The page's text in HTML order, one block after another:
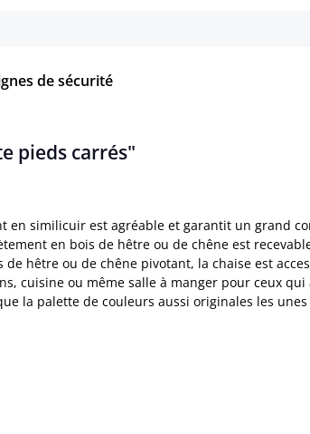
de sécurité
pieds carrés"
similicuir est agréable et garantit un grand
en bois de hêtre ou de chêne est
hêtre ou de chêne pivotant, la chaise est
cuisine ou même salle à manger pour ceux
la palette de couleurs aussi originales les